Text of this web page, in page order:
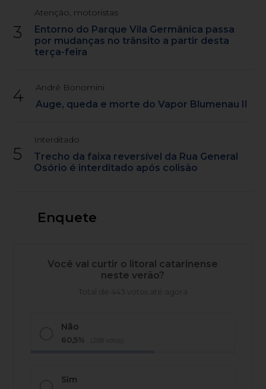
3
Atenção, motoristas
Entorno do Parque Vila Germânica passa
por mudanças no trânsito a partir desta
terça-feira
4 André Bonomini
Auge, queda e morte do Vapor Blumenau II
5
Interditado
Trecho da faixa reversível da Rua General
Osório é interditado após colisão
Enquete
Você vai curtir o litoral catarinense
neste verão?
Total de 443 votos até agora
Não
60,5% (268 votos)
Sim